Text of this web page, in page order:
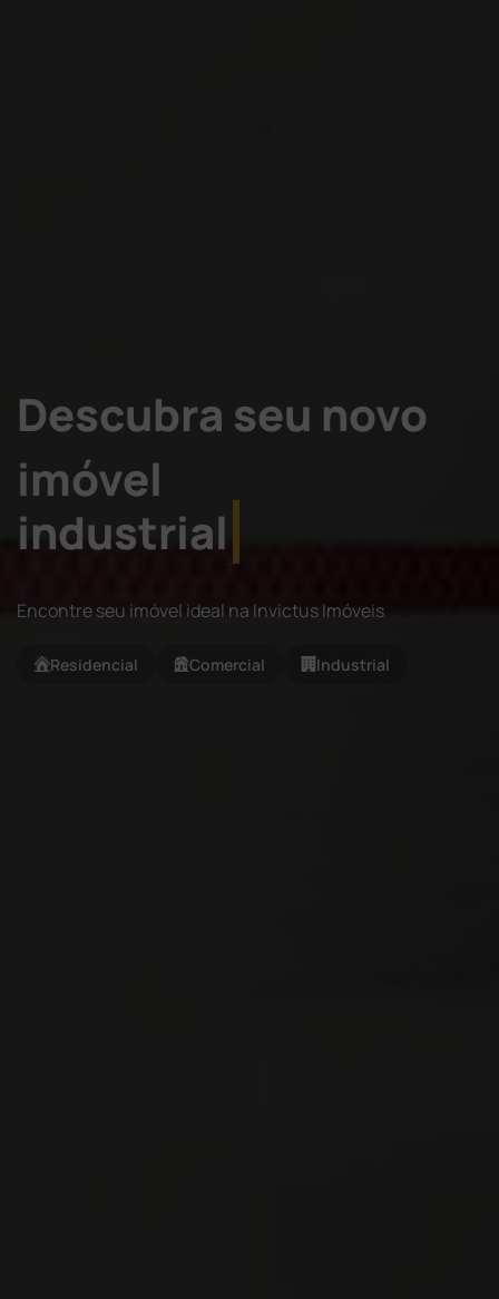
Descubra seu novo
imóvel
industrial
Encontre seu imóvel ideal na Invictus Imóveis
Residencial Comercial Industrial